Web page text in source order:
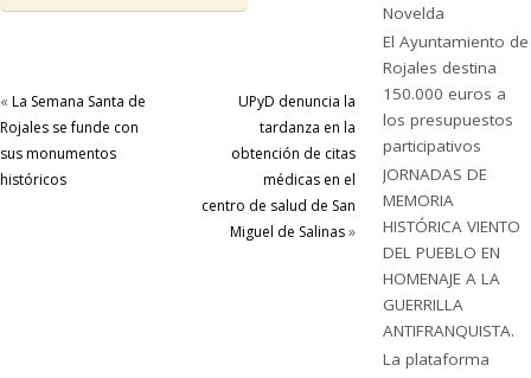
« La Semana Santa de
Rojales se funde con
sus monumentos
históricos
UPyD denuncia la
tardanza en la
obtención de citas
médicas en el
centro de salud de San
Miguel de Salinas»
Novelda
El Ayuntamiento de
Rojales destina
150.000 euros a
los presupuestos
participativos
JORNADAS DE
MEMORIA
HISTÓRICA VIENTO
DEL PUEBLO EN
HOMENAJE A LA
GUERRILLA
ANTIFRANQUISTA.
La plataforma